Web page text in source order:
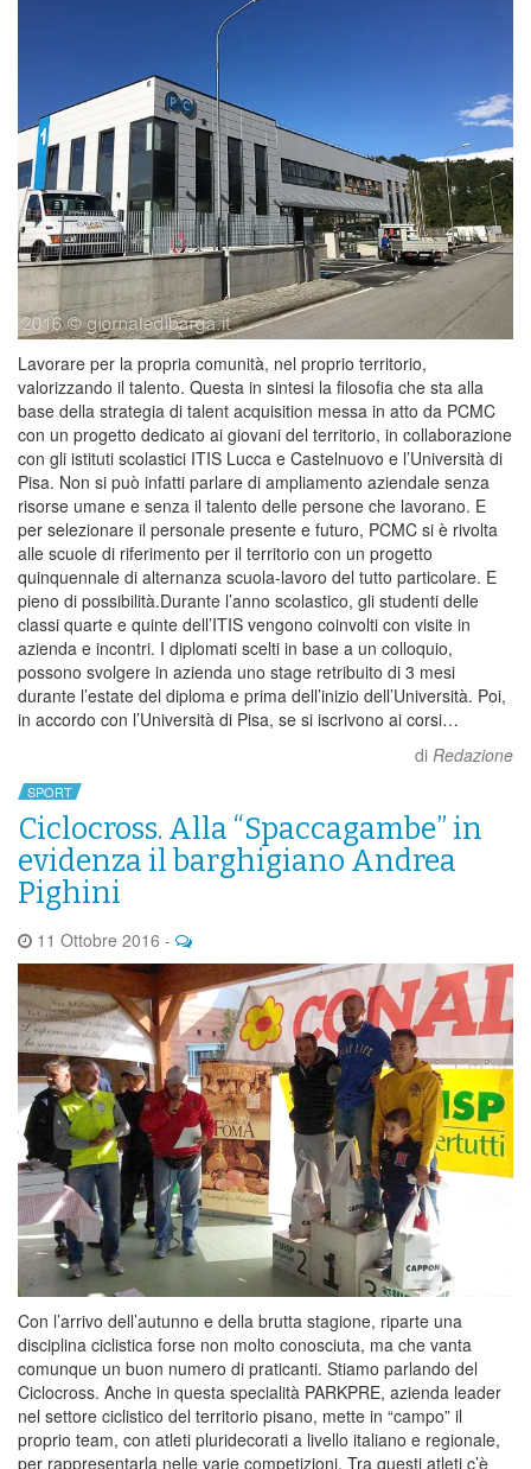
Lavorare per la propria comunità, nel proprio territorio,
valorizzando il talento. Questa in sintesi la filosofia che sta alla
base della strategia di talent acquisition messa in atto da PCMC
con un progetto dedicato ai giovani del territorio, in collaborazione
con gli istituti scolastici ITIS Lucca e Castelnuovo e l’Università di
Pisa. Non si può infatti parlare di ampliamento aziendale senza
risorse umane e senza il talento delle persone che lavorano. E
per selezionare il personale presente e futuro, PCMC si è rivolta
alle scuole di riferimento per il territorio con un progetto
quinquennale di alternanza scuola-lavoro del tutto particolare. E
pieno di possibilità.Durante l’anno scolastico, gli studenti delle
classi quarte e quinte dell’ITIS vengono coinvolti con visite in
azienda e incontri. I diplomati scelti in base a un colloquio,
possono svolgere in azienda uno stage retribuito di 3 mesi
durante l’estate del diploma e prima dell’inizio dell’Università. Poi,
in accordo con l’Università di Pisa, se si iscrivono ai corsi…
di Redazione
SPORT
Ciclocross. Alla “Spaccagambe” in
evidenza il barghigiano Andrea
Pighini
11 Ottobre 2016 -
Con l’arrivo dell’autunno e della brutta stagione, riparte una
disciplina ciclistica forse non molto conosciuta, ma che vanta
comunque un buon numero di praticanti. Stiamo parlando del
Ciclocross. Anche in questa specialità PARKPRE, azienda leader
nel settore ciclistico del territorio pisano, mette in “campo” il
proprio team, con atleti pluridecorati a livello italiano e regionale,
per rappresentarla nelle varie competizioni. Tra questi atleti c’è